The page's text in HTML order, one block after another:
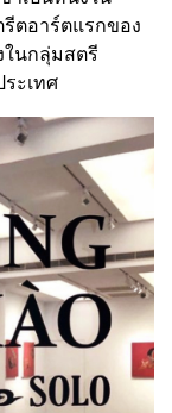
ตอาร์ตแรกของ
นกลุ่มสตรี
ะเทศ